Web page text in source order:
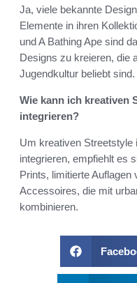
Ja, viele bekannte
Elemente in ihren
und A Bathing Ape sind
Designs zu kreieren, die
Jugendkultur beliebt sind.
Wie kann ich kreativen
integrieren?
Um kreativen Streetstyle
integrieren, empfiehlt es
Prints, limitierte
Accessoires, die mit
kombinieren.